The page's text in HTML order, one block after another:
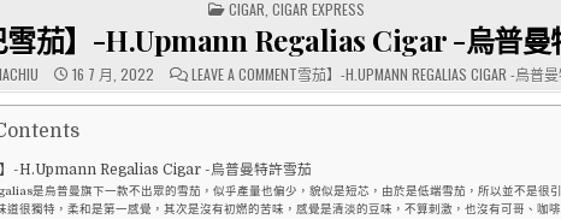
POSTED
IN
CIGAR ,CIGAR EXPRESS
雪茄】-H.Upmann Regalias Cigar-烏普曼
16 7 月, 2022 LEAVE A COMMENTON
【古
巴
雪茄】-H.UPMANN REGALIASCIGAR -烏普
】-H.Upmann Regalias Cigar -烏普曼特許雪茄
是烏普曼旗下一款不出眾的雪茄，似乎產量也偏少，貌似是短芯，由於是低端雪茄，所以並不是很
道很獨特，柔和是第一感覺，其次是沒有初燃的苦味，感覺是清淡的豆味，不算刺激，也沒有可哥、咖